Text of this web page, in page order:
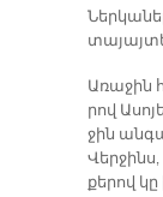
Ա­ռա­ջին
րով
ջին
քե­րով